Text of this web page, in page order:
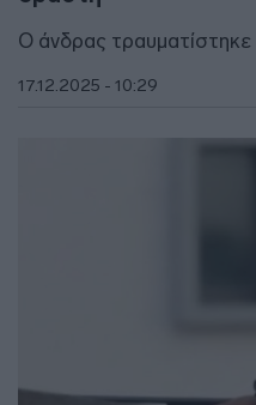
Ο άνδρας
17.12.2025 - 10:29